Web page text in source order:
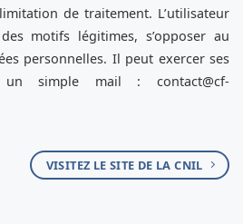
de traitement. L’utilisateur
motifs légitimes, s’opposer au
personnelles. Il peut exercer ses
un simple mail : contact@cf-
VISITEZ LE SITE DE LA CNIL